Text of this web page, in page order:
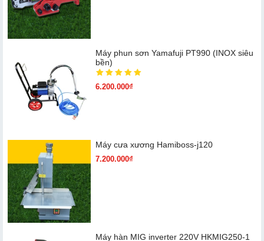
Máy phun sơn Yamafuji PT990 (INOX siêu
bền)
6.200.000₫
Máy cưa xương Hamiboss-j120
7.200.000₫
Máy hàn MIG inverter 220V HKMIG250-1